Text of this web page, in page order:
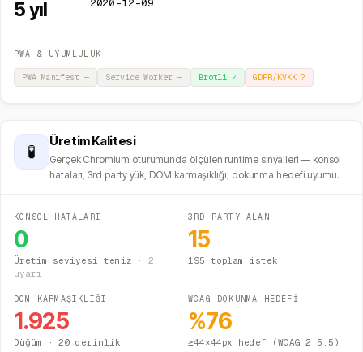
5yıl 2020-12-09
PWA & UYUMLULUK
PWA Manifest— Service Worker — Brotli✓ GDPR/KVKK?
🧪
Üretim Kalitesi
Gerçek Chromium oturumunda ölçülen runtime sinyalleri — konsol
hataları, 3rd party yük, DOM karmaşıklığı, dokunma hedefi uyumu.
KONSOL HATALARI
0
Üretim seviyesi temiz ·2
uyarı
3RD PARTY ALAN
15
195 toplam istek
DOM KARMAŞIKLIĞI
1.925
Düğüm · 20 derinlik
WCAG DOKUNMA HEDEFİ
%76
≥44×44px hedef (WCAG 2.5.5)